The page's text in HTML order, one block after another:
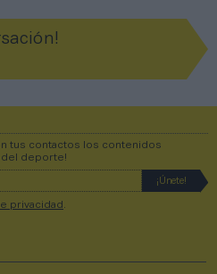
tus contactos los contenidos
del deporte!
privacidad .